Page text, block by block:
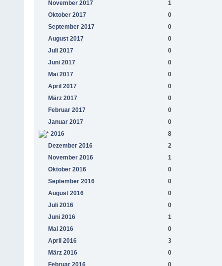
November 2017
1
Oktober 2017
0
September 2017
0
August 2017
0
Juli 2017
0
Juni 2017
0
Mai 2017
0
April 2017
0
März 2017
0
Februar 2017
0
Januar 2017
0
2016
8
Dezember 2016
2
November 2016
1
Oktober 2016
0
September 2016
0
August 2016
0
Juli 2016
0
Juni 2016
1
Mai 2016
0
April 2016
3
März 2016
0
Februar 2016
0